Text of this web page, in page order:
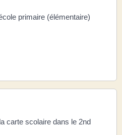
primaire (élémentaire)
carte scolaire dans le 2nd